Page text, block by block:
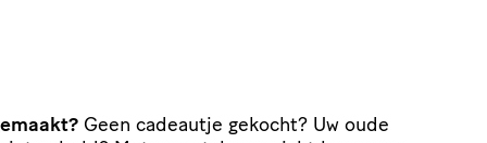
Geen cadeautje gekocht? Uw oude